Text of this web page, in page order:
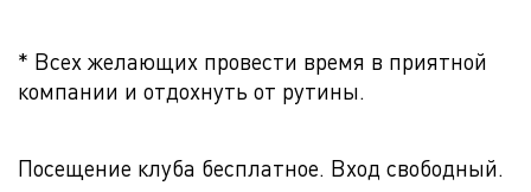
* Всех желающих провести время в приятной
компании и отдохнуть от рутины.
Посещение клуба бесплатное. Вход свободный.